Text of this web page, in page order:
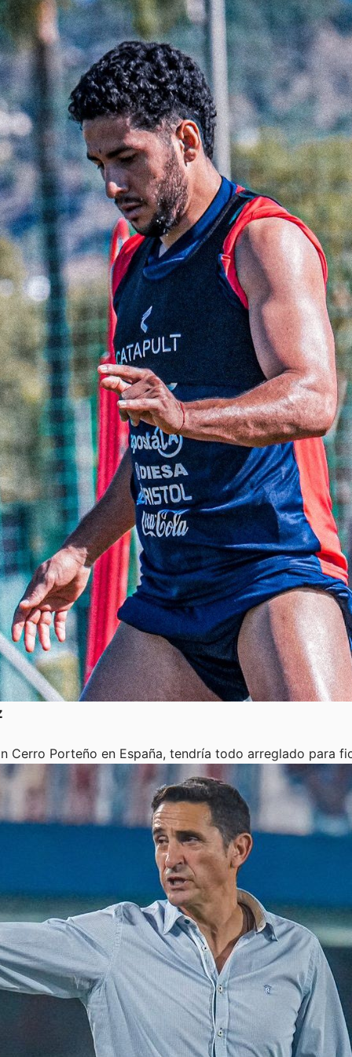
Cerro Porteño en España, tendría todo arreglado para